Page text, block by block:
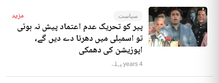
سیاست مزید
پیر کو تحریک عدم اعتماد پیش نہ ہوئی
تو اسمبلی میں دھرنا دے دیں گے،
اپوزیشن کی دھمکی
4 years پہلے